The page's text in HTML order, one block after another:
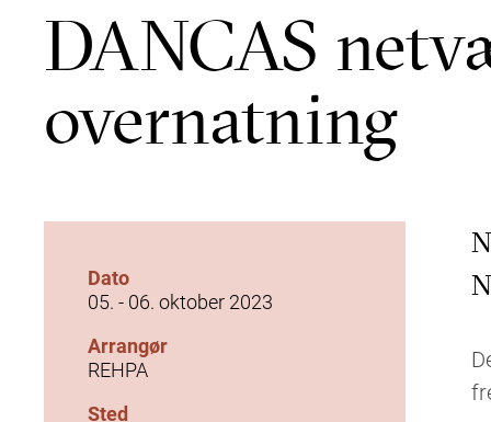
DANCAS
overnatning
Dato
05. - 06. oktober 2023
Arrangør
REHPA
Sted